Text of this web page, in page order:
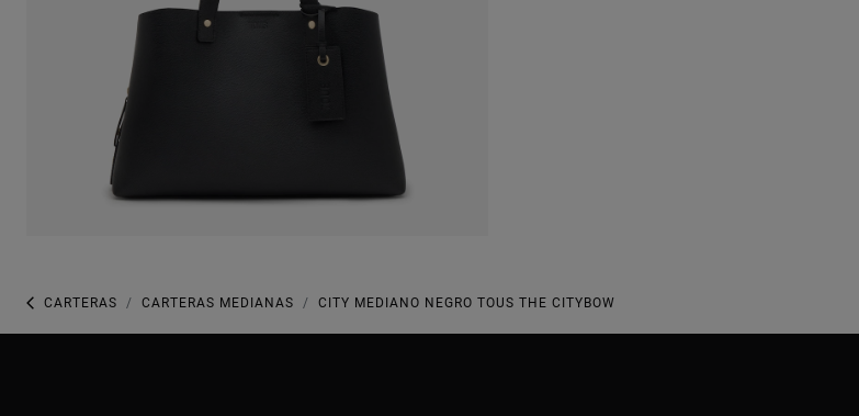
CARTERAS CARTERAS MEDIANAS CITY MEDIANO NEGRO TOUS THE CITYBOW